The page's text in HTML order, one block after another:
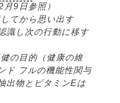
月9日参照）
てから思い出す
識し次の行動に移す
の目的（健康の維
ド フルの機能性関与
出物とビタミンEは